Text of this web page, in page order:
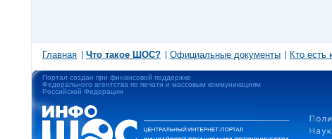
Главная Что такое ШОС? Официальные документы Кто есть
Портал создан при финансовой поддержке
Федерального агентства по печати и массовым коммуникациям
Российской Федерации